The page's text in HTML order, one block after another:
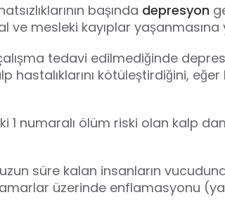
başında depresyon
ve mesleki kayıplar
tedavi edilmediğinde
hastalıklarını kötüleştirdiğini,
1 numaralı ölüm riski olan kalp
süre kalan insanların
üzerinde enflamasyonu